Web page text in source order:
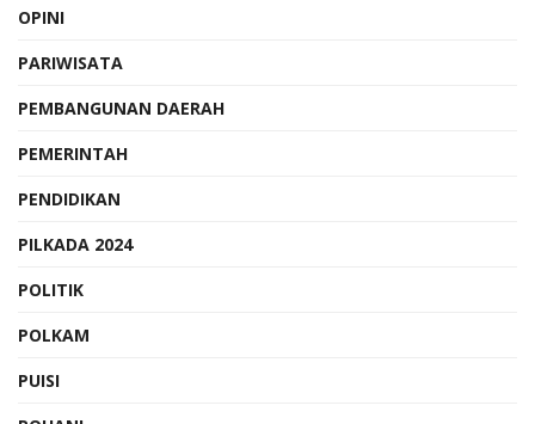
OPINI
PARIWISATA
PEMBANGUNAN DAERAH
PEMERINTAH
PENDIDIKAN
PILKADA 2024
POLITIK
POLKAM
PUISI